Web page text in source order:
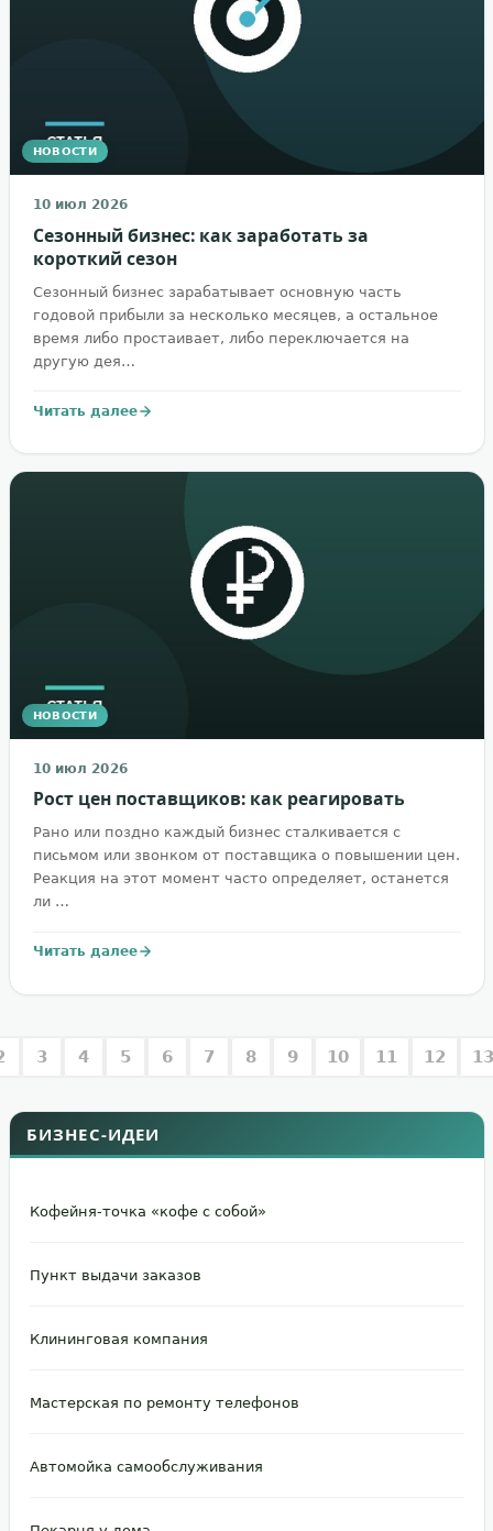
НОВОСТИ
10 июл 2026
Сезонный бизнес: как заработать за
короткий сезон
Сезонный бизнес зарабатывает основную часть
годовой прибыли за несколько месяцев, а остальное
время либо простаивает, либо переключается на
другую дея…
Читать далее
НОВОСТИ
10 июл 2026
Рост цен поставщиков: как реагировать
Рано или поздно каждый бизнес сталкивается с
письмом или звонком от поставщика о повышении цен.
Реакция на этот момент часто определяет, останется
ли …
Читать далее
3 4 5 6 7 8 9 10 11 12 13
БИЗНЕС-ИДЕИ
Кофейня-точка «кофе с собой»
Пункт выдачи заказов
Клининговая компания
Мастерская по ремонту телефонов
Автомойка самообслуживания